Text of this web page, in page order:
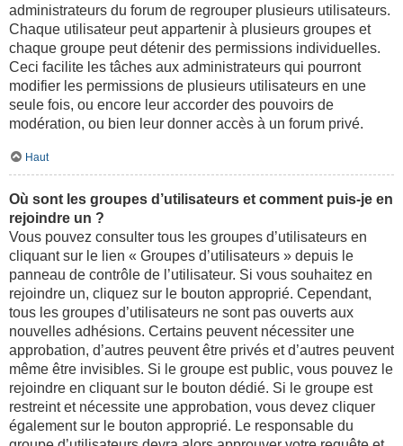
administrateurs du forum de regrouper plusieurs utilisateurs.
Chaque utilisateur peut appartenir à plusieurs groupes et
chaque groupe peut détenir des permissions individuelles.
Ceci facilite les tâches aux administrateurs qui pourront
modifier les permissions de plusieurs utilisateurs en une
seule fois, ou encore leur accorder des pouvoirs de
modération, ou bien leur donner accès à un forum privé.
Haut
Où sont les groupes d’utilisateurs et comment puis-je en
rejoindre un ?
Vous pouvez consulter tous les groupes d’utilisateurs en
cliquant sur le lien « Groupes d’utilisateurs » depuis le
panneau de contrôle de l’utilisateur. Si vous souhaitez en
rejoindre un, cliquez sur le bouton approprié. Cependant,
tous les groupes d’utilisateurs ne sont pas ouverts aux
nouvelles adhésions. Certains peuvent nécessiter une
approbation, d’autres peuvent être privés et d’autres peuvent
même être invisibles. Si le groupe est public, vous pouvez le
rejoindre en cliquant sur le bouton dédié. Si le groupe est
restreint et nécessite une approbation, vous devez cliquer
également sur le bouton approprié. Le responsable du